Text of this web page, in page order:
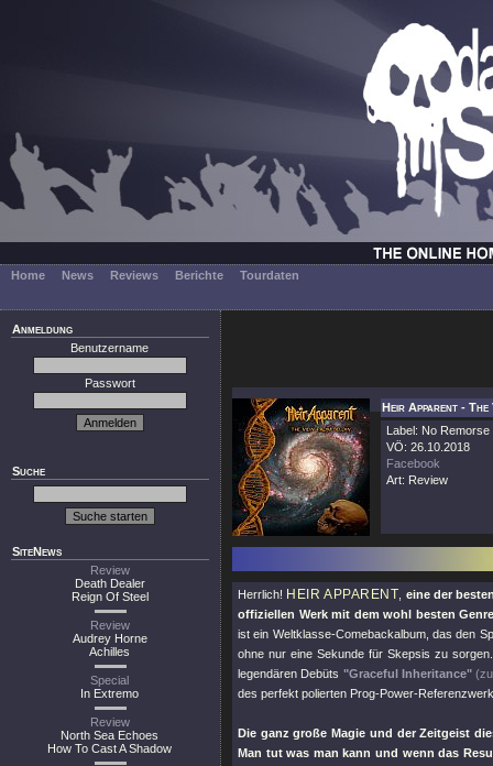
Home News Reviews Berichte Tourdaten
Anmeldung
Benutzername
Passwort
Suche
SiteNews
Review
Death Dealer
Reign Of Steel
Review
Audrey Horne
Achilles
Special
In Extremo
Review
North Sea Echoes
How To Cast A Shadow
Heir Apparent -
Label: No
VÖ: 26.10.2018
Facebook
Art: Review
Herrlich! HEIR APPARENT eine der
offiziellen Werk mit dem wohl besten
ist ein Weltklasse-Comebackalbum, das den
ohne nur eine Sekunde für Skepsis zu
legendären Debüts "Graceful Inheritance"
des perfekt polierten Prog-Power-
Die ganz große Magie und der Zeitgeist
Man tut was man kann und wenn das